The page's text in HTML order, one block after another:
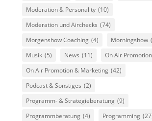
Moderation & Personality (10)
Moderation und Airchecks (74)
Morgenshow Coaching (4) Morningshow
Musik (5) News (11) On Air Promotion
On Air Promotion & Marketing (42)
Podcast & Sonstiges (2)
Programm- & Strategieberatung (9)
Programmberatung (4) Programming